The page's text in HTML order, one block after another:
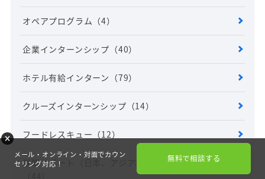
オペアプログラム （4）
企業インターンシップ （40）
ホテル有給インターン （79）
クルーズインターンシップ （14）
フードレスキュー （12）
就職サポート（日本、アジア、オーストラリア）
メール・オンライン・対面でカウン
セリング対応！
無料で相談する